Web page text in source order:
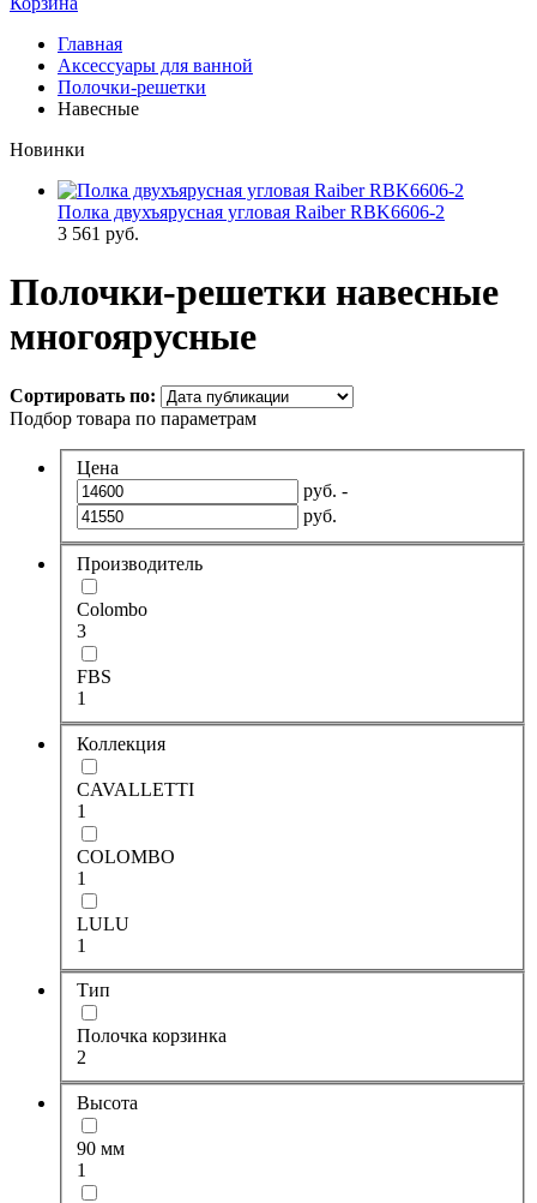
Главная
Аксессуары для ванной
Полочки-решетки
Навесные
Новинки
Полка двухъярусная угловая Raiber RBK6606-2
3 561 руб.
Полочки-решетки навесные
многоярусные
Сортировать по:
Подбор товара по параметрам
Цена
руб. -
руб.
Производитель
Colombo
3
FBS
1
Коллекция
CAVALLETTI
1
COLOMBO
1
LULU
1
Тип
Полочка корзинка
2
Высота
90 мм
1